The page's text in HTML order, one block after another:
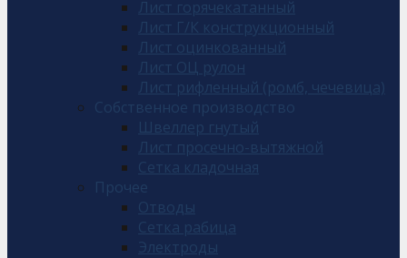
Лист горячекатанный
Лист Г/К конструкционный
Лист оцинкованный
Лист ОЦ рулон
Лист рифленный (ромб, чечевица)
Собственное производство
Швеллер гнутый
Лист просечно-вытяжной
Сетка кладочная
Прочее
Отводы
Сетка рабица
Электроды